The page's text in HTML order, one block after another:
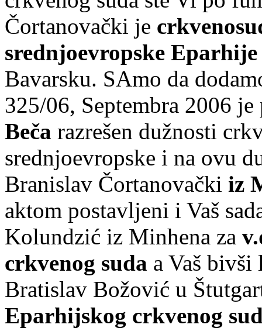
Čortanovački je
srednjoevropske Eparhije
Bavarsku. SAmo da
325/06, Septembra 2006
Beča razrešen dužnosti
srednjoevropske i na ovu
Branislav Čortanovački iz
aktom postavljeni i Vaš
Kolundzić iz Minhena za
crkvenog suda a Vaš bivši
Bratislav Božović u
Eparhijskog crkvenog